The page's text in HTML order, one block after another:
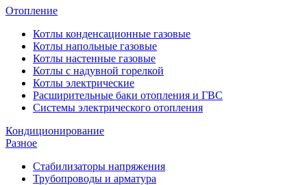
Отопление
Котлы конденсационные газовые
Котлы напольные газовые
Котлы настенные газовые
Котлы с надувной горелкой
Котлы электрические
Расширительные баки отопления и ГВС
Системы электрического отопления
Кондиционирование
Разное
Стабилизаторы напряжения
Трубопроводы и арматура